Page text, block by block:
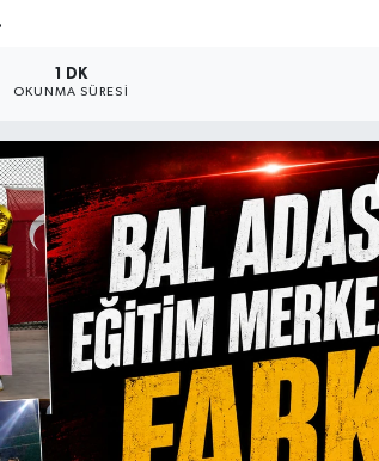
1 DK
OKUNMA SÜRESI